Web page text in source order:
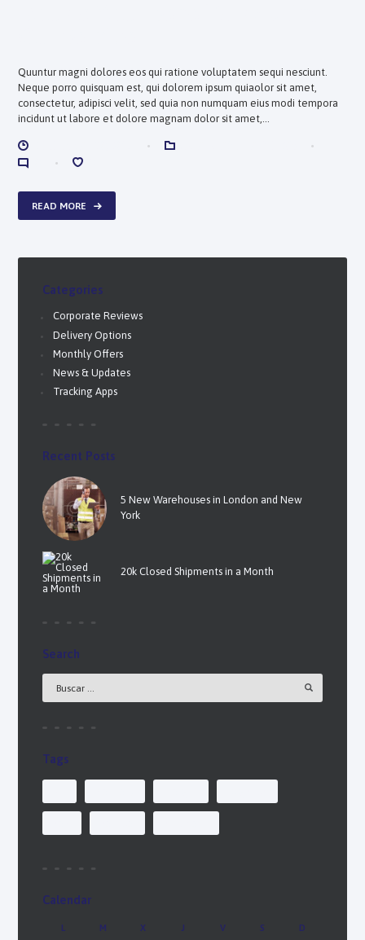
Quuntur magni dolores eos qui ratione voluptatem sequi nesciunt.
Neque porro quisquam est, qui dolorem ipsum quiaolor sit amet,
consectetur, adipisci velit, sed quia non numquam eius modi tempora
incidunt ut labore et dolore magnam dolor sit amet,…
READ MORE
Categories
Corporate Reviews
Delivery Options
Monthly Offers
News & Updates
Tracking Apps
Recent Posts
5 New Warehouses in London and New
York
20k Closed Shipments in a Month
Search
Tags
Calendar
L M X J V S
D